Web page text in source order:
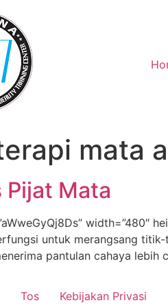
mata
Pijat Mata
width=”480″
untuk merangsang
pantulan cahaya
Tos Kebijakan Privasi